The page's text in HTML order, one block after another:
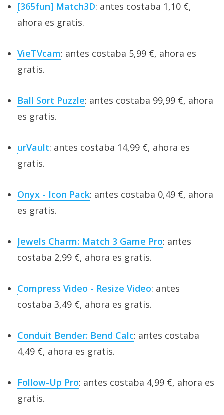
[365fun] Match3D: antes costaba 1,10 €,
ahora es gratis.
VieTVcam: antes costaba 5,99 €, ahora es
gratis.
Ball Sort Puzzle: antes costaba 99,99 €, ahora
es gratis.
urVault: antes costaba 14,99 €, ahora es
gratis.
Onyx - Icon Pack: antes costaba 0,49 €, ahora
es gratis.
Jewels Charm: Match 3 Game Pro: antes
costaba 2,99 €, ahora es gratis.
Compress Video - Resize Video: antes
costaba 3,49 €, ahora es gratis.
Conduit Bender: Bend Calc: antes costaba
4,49 €, ahora es gratis.
Follow-Up Pro: antes costaba 4,99 €, ahora es
gratis.